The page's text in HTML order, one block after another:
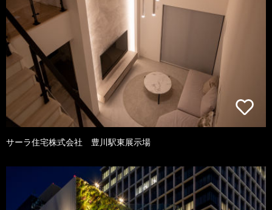
サーラ住宅株式会社 豊川駅東展示場